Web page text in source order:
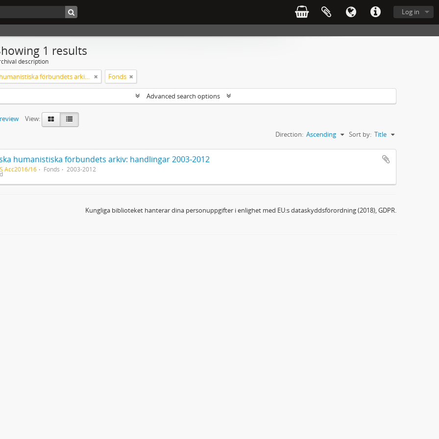
Log in
1 results
description
Svenska humanistiska förbundets arkiv: handlingar 2003-2012 Fonds
Advanced search options
View:
Sort by: Title
Direction: Ascending
humanistiska förbundets arkiv: handlingar 2003-2012
Acc2016/16 Fonds 2003-2012
Kungliga biblioteket hanterar dina personuppgifter i enlighet med EU:s dataskyddsförordning (2018), GDPR.